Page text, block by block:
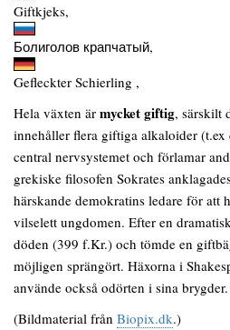
Giftkjeks,
Болиголов крапчатый,
Gefleckter Schierling ,
Hela växten är mycket giftig, särskilt
innehåller flera giftiga alkaloider
central nervsystemet och förlamar
grekiske filosofen Sokrates
härskande demokratins ledare för att
vilselett ungdomen. Efter en
döden (399 f.Kr.) och tömde en
möjligen sprängört. Häxorna i
använde också odörten i sina brygder.
(Bildmaterial från Biopix.dk.)